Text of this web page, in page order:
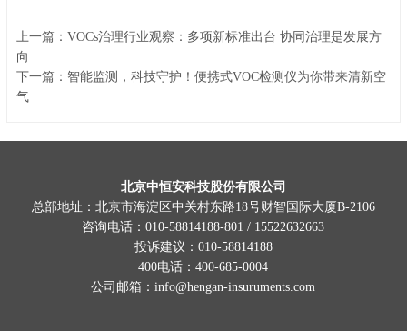
上一篇：VOCs治理行业观察：多项新标准出台 协同治理是发展方
向
下一篇：智能监测，科技守护！便携式VOC检测仪为你带来清新空
气
北京中恒安科技股份有限公司
总部地址：北京市海淀区中关村东路18号财智国际大厦B-2106
咨询电话：010-58814188-801 / 15522632663
投诉建议： 010-58814188
400电话：400-685-0004
公司邮箱：info@hengan-insuruments.com